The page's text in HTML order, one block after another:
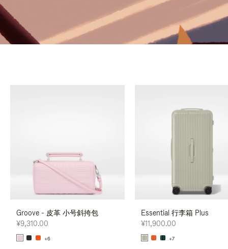
Groove - 皮革 小号斜挎包
¥9,310.00
+6
Essential 行李箱 Plus
¥11,900.00
+7